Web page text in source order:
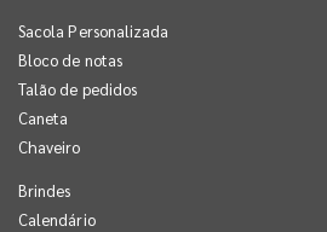
Sacola Personalizada
Bloco de notas
Talão de pedidos
Caneta
Chaveiro
Brindes
Calendário